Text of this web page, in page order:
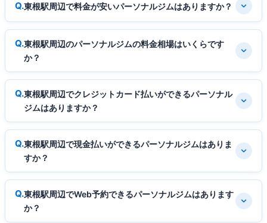
東根駅周辺で料金が安いパーソナルジムはありますか？
東根駅周辺のパーソナルジムの料金相場はいくらです
か？
東根駅周辺でクレジットカード払いができるパーソナル
ジムはありますか？
東根駅周辺で現金払いができるパーソナルジムはありま
すか？
東根駅周辺でWeb予約できるパーソナルジムはあります
か？